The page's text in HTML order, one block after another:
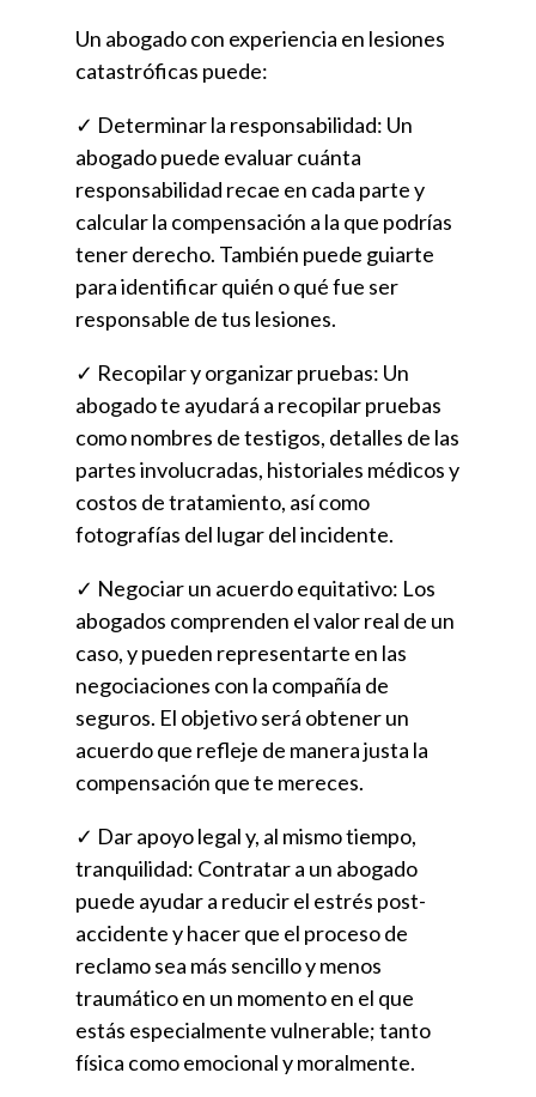
Un abogado con experiencia en lesiones
catastróficas puede:
✓ Determinar la responsabilidad: Un
abogado puede evaluar cuánta
responsabilidad recae en cada parte y
calcular la compensación a la que podrías
tener derecho. También puede guiarte
para identificar quién o qué fue ser
responsable de tus lesiones.
✓ Recopilar y organizar pruebas: Un
abogado te ayudará a recopilar pruebas
como nombres de testigos, detalles de las
partes involucradas, historiales médicos y
costos de tratamiento, así como
fotografías del lugar del incidente.
✓ Negociar un acuerdo equitativo: Los
abogados comprenden el valor real de un
caso, y pueden representarte en las
negociaciones con la compañía de
seguros. El objetivo será obtener un
acuerdo que refleje de manera justa la
compensación que te mereces.
✓ Dar apoyo legal y, al mismo tiempo,
tranquilidad: Contratar a un abogado
puede ayudar a reducir el estrés post-
accidente y hacer que el proceso de
reclamo sea más sencillo y menos
traumático en un momento en el que
estás especialmente vulnerable; tanto
física como emocional y moralmente.